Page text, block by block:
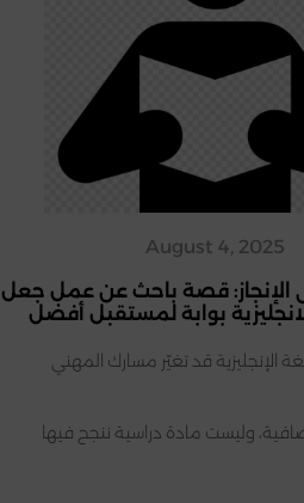
August 4, 2025
الإنجاز: قصة باحث عن عمل جعل
بوابة لمستقبل أفضل